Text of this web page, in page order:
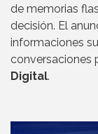
de memorias
decisión. El
informaciones
conversaciones
Digital.